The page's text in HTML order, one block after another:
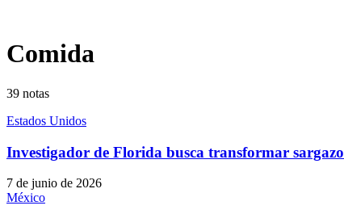
Comida
39 notas
Estados Unidos
Investigador de Florida busca transformar
7 de junio de 2026
México